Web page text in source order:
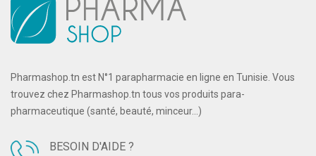
Pharmashop.tn est N°1 parapharmacie en ligne en Tunisie. Vous
trouvez chez Pharmashop.tn tous vos produits para-
pharmaceutique (santé, beauté, minceur...)
BESOIN D'AIDE ?